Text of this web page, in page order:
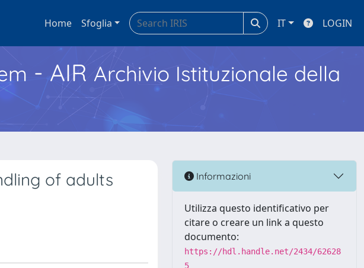
Home Sfoglia IT LOGIN
- AIR Archivio Istituzionale della
of adults
Informazioni
Utilizza questo identificativo per
citare o creare un link a questo
documento:
https://hdl.handle.net/2434/62628
5